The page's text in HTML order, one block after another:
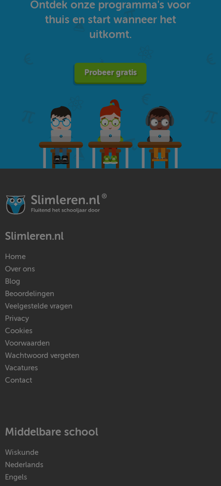
Ontdek onze programma's voor
thuis en start wanneer het
uitkomt.
Probeer gratis
Slimleren.nl
Home
Over ons
Blog
Beoordelingen
Veelgestelde vragen
Privacy
Cookies
Voorwaarden
Wachtwoord vergeten
Vacatures
Contact
Middelbare school
Wiskunde
Nederlands
Engels